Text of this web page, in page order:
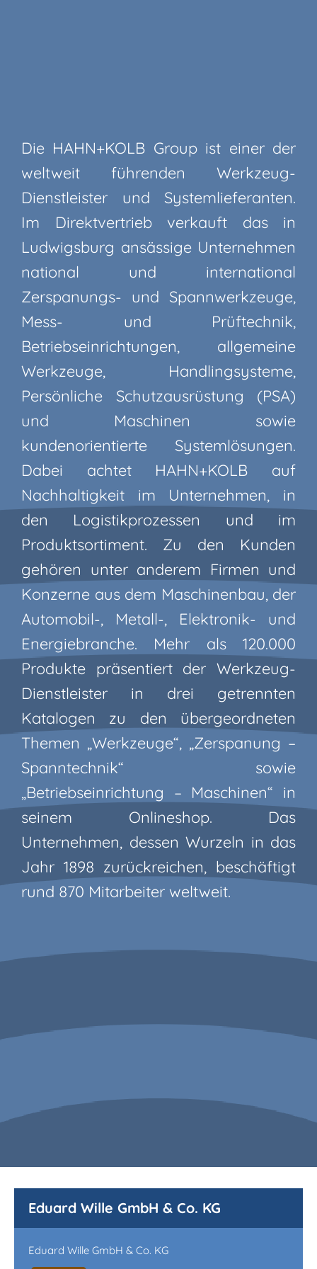
Die HAHN+KOLB Group ist einer der
weltweit führenden Werkzeug-
Dienstleister und Systemlieferanten.
Im Direktvertrieb verkauft das in
Ludwigsburg ansässige Unternehmen
national und international
Zerspanungs- und Spannwerkzeuge,
Mess- und Prüftechnik,
Betriebseinrichtungen, allgemeine
Werkzeuge, Handlingsysteme,
Persönliche Schutzausrüstung (PSA)
und Maschinen sowie
kundenorientierte Systemlösungen.
Dabei achtet HAHN+KOLB auf
Nachhaltigkeit im Unternehmen, in
den Logistikprozessen und im
Produktsortiment. Zu den Kunden
gehören unter anderem Firmen und
Konzerne aus dem Maschinenbau, der
Automobil-, Metall-, Elektronik- und
Energiebranche. Mehr als 120.000
Produkte präsentiert der Werkzeug-
Dienstleister in drei getrennten
Katalogen zu den übergeordneten
Themen „Werkzeuge“, „Zerspanung –
Spanntechnik“ sowie
„Betriebseinrichtung – Maschinen“ in
seinem Onlineshop. Das
Unternehmen, dessen Wurzeln in das
Jahr 1898 zurückreichen, beschäftigt
rund 870 Mitarbeiter weltweit.
Eduard Wille GmbH & Co. KG
Eduard Wille GmbH & Co. KG